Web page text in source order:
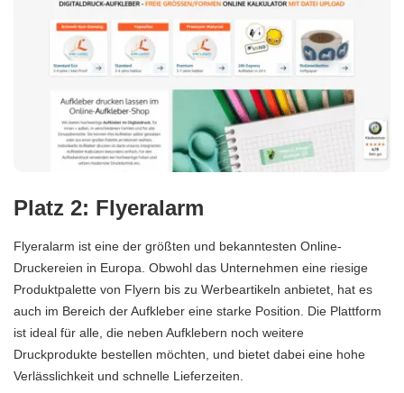
Platz 2: Flyeralarm
Flyeralarm ist eine der größten und bekanntesten Online-
Druckereien in Europa. Obwohl das Unternehmen eine riesige
Produktpalette von Flyern bis zu Werbeartikeln anbietet, hat es
auch im Bereich der Aufkleber eine starke Position. Die Plattform
ist ideal für alle, die neben Aufklebern noch weitere
Druckprodukte bestellen möchten, und bietet dabei eine hohe
Verlässlichkeit und schnelle Lieferzeiten.